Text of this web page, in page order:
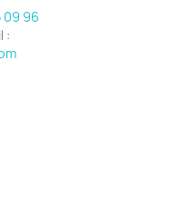
09 96
: